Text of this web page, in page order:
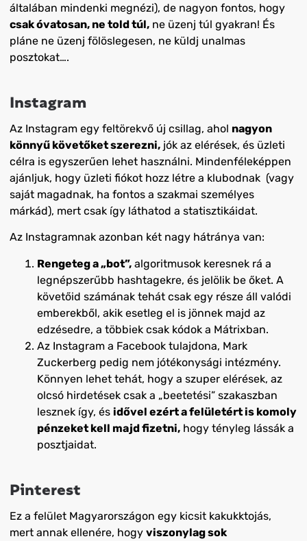
általában mindenki megnézi), de nagyon fontos, hogy
csak óvatosan, ne told túl, ne üzenj túl gyakran! És
pláne ne üzenj fölöslegesen, ne küldj unalmas
posztokat….
Instagram
Az Instagram egy feltörekvő új csillag, ahol nagyon
könnyű követőket szerezni, jók az elérések, és üzleti
célra is egyszerűen lehet használni. Mindenféleképpen
ajánljuk, hogy üzleti fiókot hozz létre a klubodnak (vagy
saját magadnak, ha fontos a szakmai személyes
márkád), mert csak így láthatod a statisztikáidat.
Az Instagramnak azonban két nagy hátránya van:
Rengeteg a „bot”, algoritmusok keresnek rá a
legnépszerűbb hashtagekre, és jelölik be őket. A
követőid számának tehát csak egy része áll valódi
emberekből, akik esetleg el is jönnek majd az
edzésedre, a többiek csak kódok a Mátrixban.
Az Instagram a Facebook tulajdona, Mark
Zuckerberg pedig nem jótékonysági intézmény.
Könnyen lehet tehát, hogy a szuper elérések, az
olcsó hirdetések csak a „beetetési” szakaszban
lesznek így, és idővel ezért a felületért is komoly
pénzeket kell majd fizetni, hogy tényleg lássák a
posztjaidat.
Pinterest
Ez a felület Magyarországon egy kicsit kakukktojás,
mert annak ellenére, hogy viszonylag sok